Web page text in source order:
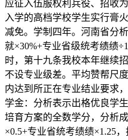
应征入伍服权利兵役、招收
入学的高档学校学生实行膏
减免。学制四年。河南省分
就×30%+专业省级统考绩绩
时，第十九条我校本年继续
不设专业级差。平均赞帮尺
内达到所正在专业结业要求
学金：分析表示出格优良学
培育方案的全数学分，分析
×0.5+专业省统考绩绩×1.25